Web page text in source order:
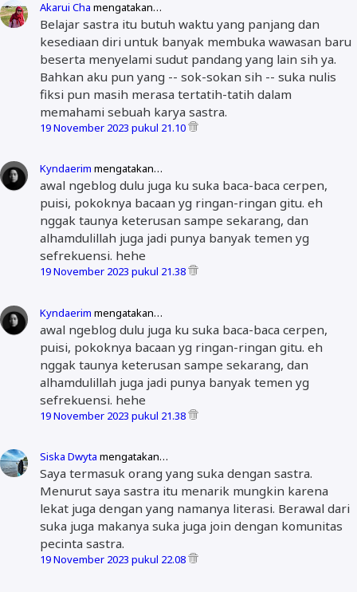
Akarui Cha mengatakan…
Belajar sastra itu butuh waktu yang panjang dan
kesediaan diri untuk banyak membuka wawasan baru
beserta menyelami sudut pandang yang lain sih ya.
Bahkan aku pun yang -- sok-sokan sih -- suka nulis
fiksi pun masih merasa tertatih-tatih dalam
memahami sebuah karya sastra.
19 November 2023 pukul 21.10
Kyndaerim mengatakan…
awal ngeblog dulu juga ku suka baca-baca cerpen,
puisi, pokoknya bacaan yg ringan-ringan gitu. eh
nggak taunya keterusan sampe sekarang, dan
alhamdulillah juga jadi punya banyak temen yg
sefrekuensi. hehe
19 November 2023 pukul 21.38
Kyndaerim mengatakan…
awal ngeblog dulu juga ku suka baca-baca cerpen,
puisi, pokoknya bacaan yg ringan-ringan gitu. eh
nggak taunya keterusan sampe sekarang, dan
alhamdulillah juga jadi punya banyak temen yg
sefrekuensi. hehe
19 November 2023 pukul 21.38
Siska Dwyta mengatakan…
Saya termasuk orang yang suka dengan sastra.
Menurut saya sastra itu menarik mungkin karena
lekat juga dengan yang namanya literasi. Berawal dari
suka juga makanya suka juga join dengan komunitas
pecinta sastra.
19 November 2023 pukul 22.08